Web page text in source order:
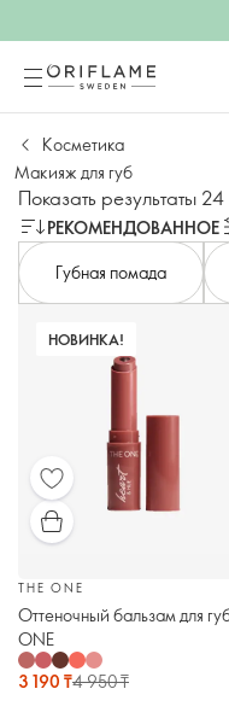
Косметика
Макияж для губ
Показать результаты 24
РЕКОМЕНДОВАННОЕ
Губная помада
НОВИНКА!
THE ONE
Оттеночный бальзам для
ONE
3 190 ₸4 950 ₸